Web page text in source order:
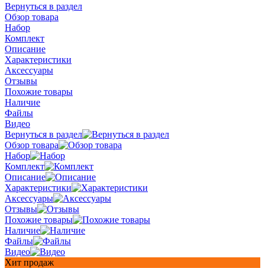
Вернуться в раздел
Обзор товара
Набор
Комплект
Описание
Характеристики
Аксессуары
Отзывы
Похожие товары
Наличие
Файлы
Видео
Вернуться в раздел
Обзор товара
Набор
Комплект
Описание
Характеристики
Аксессуары
Отзывы
Похожие товары
Наличие
Файлы
Видео
Хит продаж